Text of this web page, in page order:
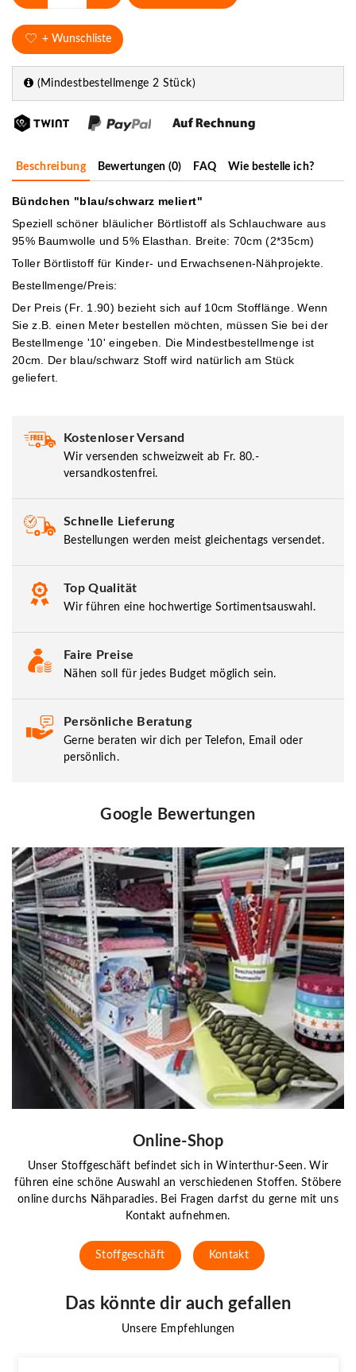
+ Wunschliste
(Mindestbestellmenge 2 Stück)
Beschreibung Bewertungen (0) FAQ Wie bestelle ich?
Bündchen "blau/schwarz meliert"
Speziell schöner bläulicher Börtlistoff als Schlauchware aus
95% Baumwolle und 5% Elasthan. Breite: 70cm (2*35cm)
Toller Börtlistoff für Kinder- und Erwachsenen-Nähprojekte.
Bestellmenge/Preis:
Der Preis (Fr. 1.90) bezieht sich auf 10cm Stofflänge. Wenn
Sie z.B. einen Meter bestellen möchten, müssen Sie bei der
Bestellmenge '10' eingeben. Die Mindestbestellmenge ist
20cm. Der blau/schwarz Stoff wird natürlich am Stück
geliefert.
Kostenloser Versand
Wir versenden schweizweit ab Fr. 80.-
versandkostenfrei.
Schnelle Lieferung
Bestellungen werden meist gleichentags versendet.
Top Qualität
Wir führen eine hochwertige Sortimentsauswahl.
Faire Preise
Nähen soll für jedes Budget möglich sein.
Persönliche Beratung
Gerne beraten wir dich per Telefon, Email oder
persönlich.
Google Bewertungen
Online-Shop
Unser Stoffgeschäft befindet sich in Winterthur-Seen. Wir
führen eine schöne Auswahl an verschiedenen Stoffen. Stöbere
online durchs Nähparadies. Bei Fragen darfst du gerne mit uns
Kontakt aufnehmen.
Stoffgeschäft Kontakt
Das könnte dir auch gefallen
Unsere Empfehlungen